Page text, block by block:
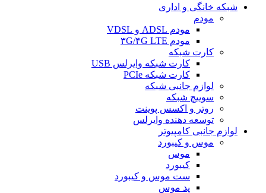
شبکه خانگی و اداری
مودم
مودم ADSL و VDSL
مودم ۳G/۴G LTE
کارت شبکه
کارت شبکه وایرلس USB
کارت شبکه PCIe
لوازم جانبی شبکه
سوییچ شبکه
روتر و اکسس پوینت
توسعه دهنده وایرلس
لوازم جانبی کامپیوتر
موس و کیبورد
موس
کیبورد
ست موس و کیبورد
پد موس